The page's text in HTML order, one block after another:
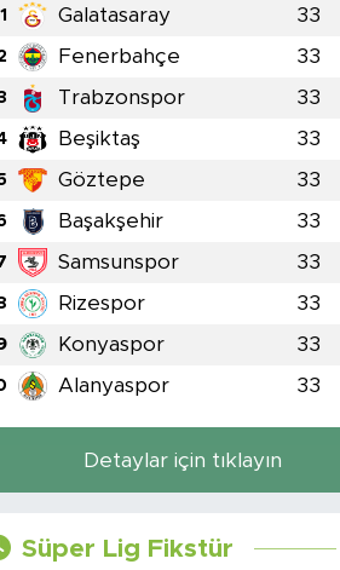
1 Galatasaray 33
Fenerbahçe 33
Trabzonspor 33
Beşiktaş 33
Göztepe 33
Başakşehir 33
Samsunspor 33
Rizespor 33
Konyaspor 33
Alanyaspor 33
Detaylar için tıklayın
Süper Lig Fikstür